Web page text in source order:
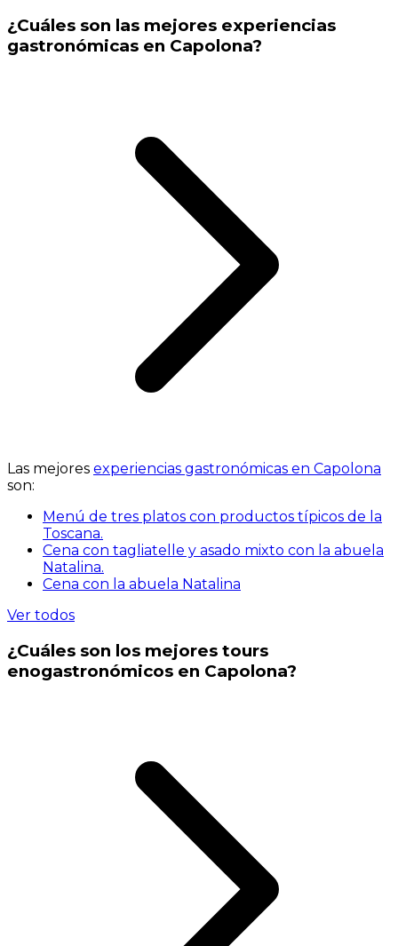
¿Cuáles son las mejores experiencias
gastronómicas en Capolona?
Las mejores experiencias gastronómicas en Capolona
son:
Menú de tres platos con productos típicos de la
Toscana.
Cena con tagliatelle y asado mixto con la abuela
Natalina.
Cena con la abuela Natalina
Ver todos
¿Cuáles son los mejores tours
enogastronómicos en Capolona?